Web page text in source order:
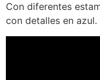
Con diferentes
con detalles en azul.